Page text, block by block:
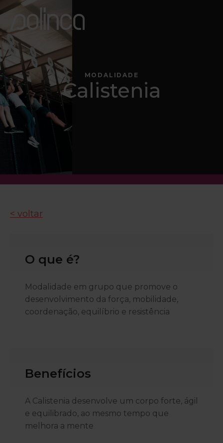
MODALIDADE
Calistenia
< voltar
O que é?
Modalidade em grupo que promove o
desenvolvimento da força, mobilidade,
coordenação, equilíbrio e resistência
Benefícios
A Calistenia desenvolve um corpo forte, ágil
e equilibrado, ao mesmo tempo que
melhora a mente